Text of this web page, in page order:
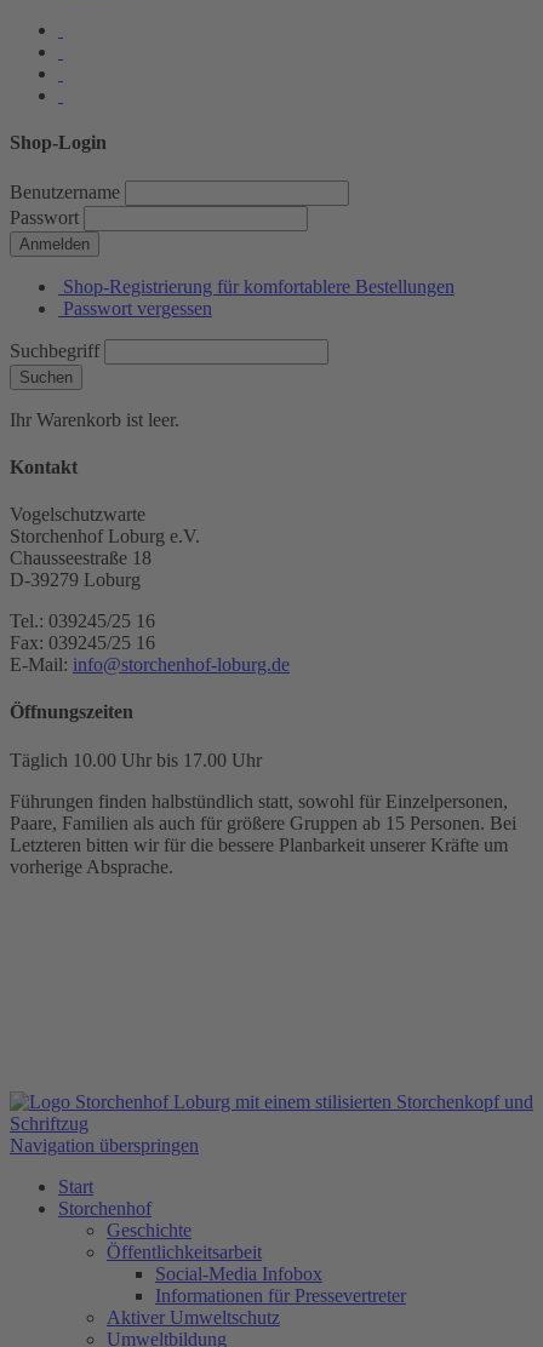
Shop-Login
Benutzername
Passwort
Anmelden
Shop-Registrierung für komfortablere Bestellungen
Passwort vergessen
Suchbegriff
Suchen
Ihr Warenkorb ist leer.
Kontakt
Vogelschutzwarte
Storchenhof Loburg e.V.
Chausseestraße 18
D-39279 Loburg
Tel.: 039245/25 16
Fax: 039245/25 16
E-Mail: info@storchenhof-loburg.de
Öffnungszeiten
Täglich 10.00 Uhr bis 17.00 Uhr
Führungen finden halbstündlich statt, sowohl für Einzelpersonen,
Paare, Familien als auch für größere Gruppen ab 15 Personen. Bei
Letzteren bitten wir für die bessere Planbarkeit unserer Kräfte um
vorherige Absprache.
Navigation überspringen
Start
Storchenhof
Geschichte
Öffentlichkeitsarbeit
Social-Media Infobox
Informationen für Pressevertreter
Aktiver Umweltschutz
Umweltbildung